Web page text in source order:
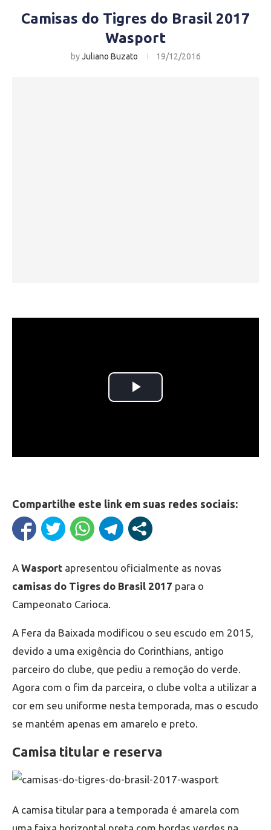
Camisas do Tigres do Brasil 2017
Wasport
byJuliano Buzato 19/12/2016
Compartilhe este link em suas redes sociais:
A Wasport apresentou oficialmente as novas
camisas do Tigres do Brasil 2017 para o
Campeonato Carioca.
A Fera da Baixada modificou o seu escudo em 2015,
devido a uma exigência do Corinthians, antigo
parceiro do clube, que pediu a remoção do verde.
Agora com o fim da parceira, o clube volta a utilizar a
cor em seu uniforme nesta temporada, mas o escudo
se mantém apenas em amarelo e preto.
Camisa titular e reserva
A camisa titular para a temporada é amarela com
uma faixa horizontal preta com bordas verdes na